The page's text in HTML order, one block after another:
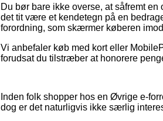
Du bør bare ikke overse, at såfremt
det tit være et kendetegn på en
forordning, som skærmer køberen
Vi anbefaler køb med kort eller
forudsat du tilstræber at honorere
Inden folk shopper hos en Øvrige e-
dog er det naturligvis ikke særlig